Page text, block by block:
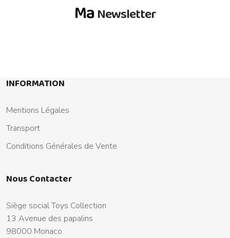
Ma Newsletter
INFORMATION
Mentions Légales
Transport
Conditions Générales de Vente
Nous Contacter
Siège social Toys Collection
13 Avenue des papalins
98000 Monaco